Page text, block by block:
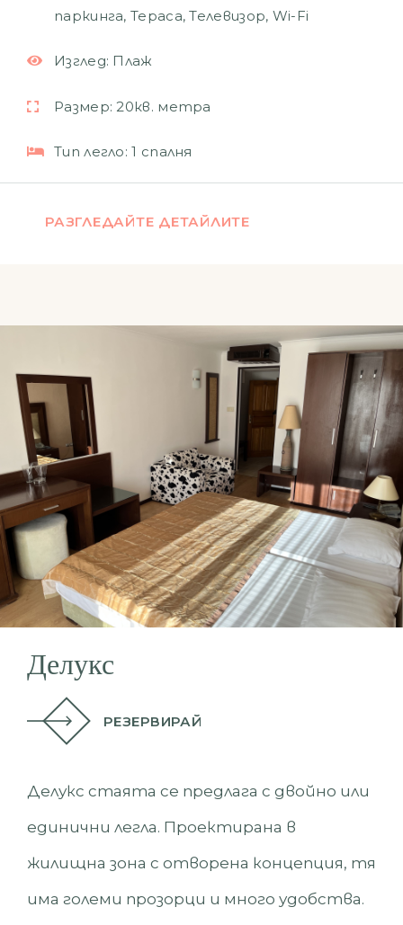
паркинга,Тераса,Телевизор, Wi-Fi
Изглед: Плаж
Размер: 20кв. метра
Тип легло: 1 спалня
РАЗГЛЕДАЙТЕ ДЕТАЙЛИТЕ
Делукс
РЕЗЕРВИРАЙ
Делукс стаята се предлага с двойно или
единични легла. Проектирана в
жилищна зона с отворена концепция, тя
има големи прозорци и много удобства.